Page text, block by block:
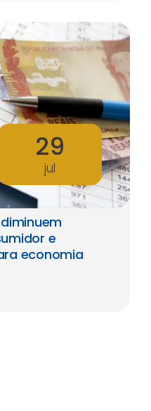
29
jul
e
economia